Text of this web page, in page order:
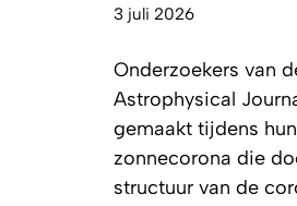
3 juli 2026
Onderzoekers van
Astrophysical
gemaakt tijdens
zonnecorona die
structuur van de